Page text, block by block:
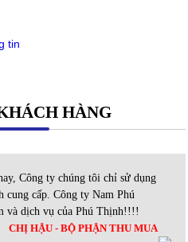
tin
HÀNG
Công ty chúng tôi chỉ sử dụng
cung cấp. Công ty Nam Phú
và dịch vụ của Phú Thịnh!!!!
CHỊ HẬU - BỘ PHẬN THU MUA